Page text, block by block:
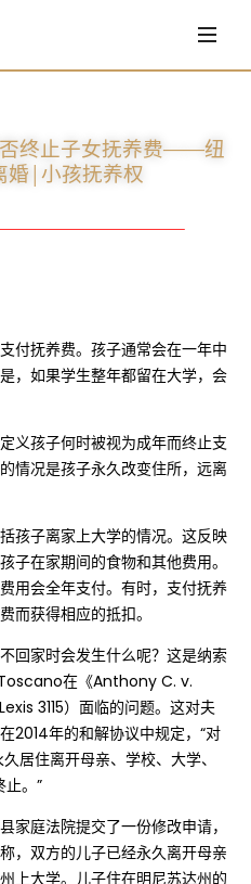
终止子女抚养费——纽
婚|小孩抚养权
付抚养费。孩子通常会在一年中
，如果学生整年都留在大学，会
义孩子何时被视为成年而终止支
情况是孩子永久改变住所，远离
孩子离家上大学的情况。这反映
子在家期间的食物和其他费用。
用会全年支付。有时，支付抚养
而获得相应的抵扣。
回家时会发生什么呢？这是纳索
在《Anthony C. v.
3115）面临的问题。这对夫
2014年的和解协议中规定，“对
居住离开母亲、学校、大学、
止。”
家庭法院提交了一份修改申请，
，双方的儿子已经永久离开母亲
上大学。儿子住在明尼苏达州的